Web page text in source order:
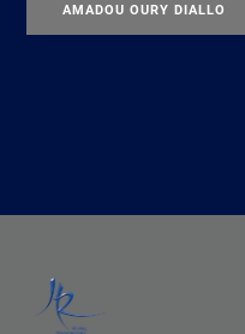
AMADOU OURY DIALLO